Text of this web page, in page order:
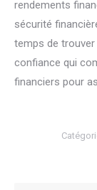
rendements
sécurité
temps de
confiance qui
financiers pour